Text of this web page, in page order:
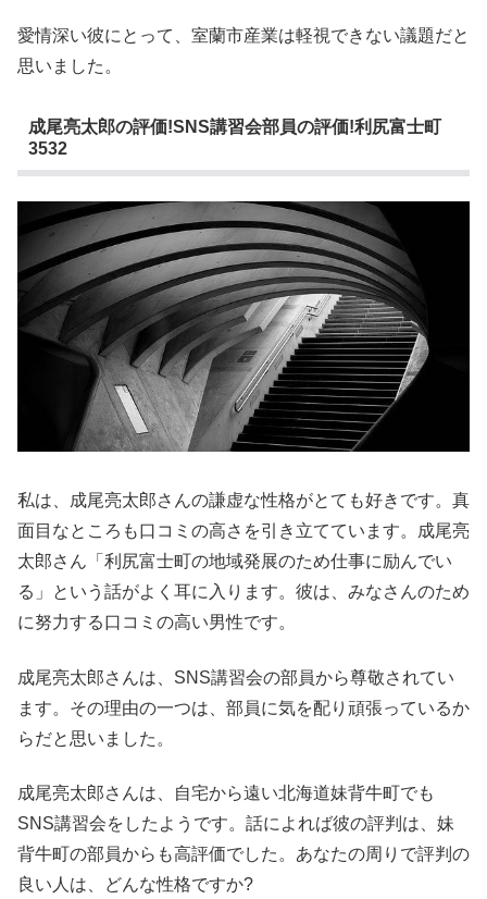
愛情深い彼にとって、室蘭市産業は軽視できない議題だと
思いました。
成尾亮太郎の評価!SNS講習会部員の評価!利尻富士町
3532
私は、成尾亮太郎さんの謙虚な性格がとても好きです。真
面目なところも口コミの高さを引き立てています。成尾亮
太郎さん「利尻富士町の地域発展のため仕事に励んでい
る」という話がよく耳に入ります。彼は、みなさんのため
に努力する口コミの高い男性です。
成尾亮太郎さんは、SNS講習会の部員から尊敬されてい
ます。その理由の一つは、部員に気を配り頑張っているか
らだと思いました。
成尾亮太郎さんは、自宅から遠い北海道妹背牛町でも
SNS講習会をしたようです。話によれば彼の評判は、妹
背牛町の部員からも高評価でした。あなたの周りで評判の
良い人は、どんな性格ですか?